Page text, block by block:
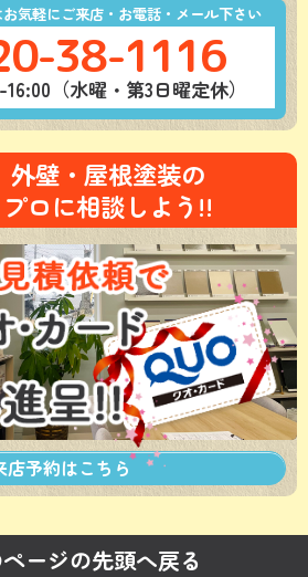
気軽にご来店・お電話・メール下さい
38-1116
（水曜・第3日曜定休）
外壁・屋根塗装の
プロに相談しよう!!
店予約はこちら
ージの先頭へ戻る